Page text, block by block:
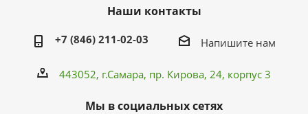
Наши контакты
+7 (846) 211-02-03 Напишите нам
443052, г.Самара, пр. Кирова, 24, корпус 3
Мы в социальных сетях